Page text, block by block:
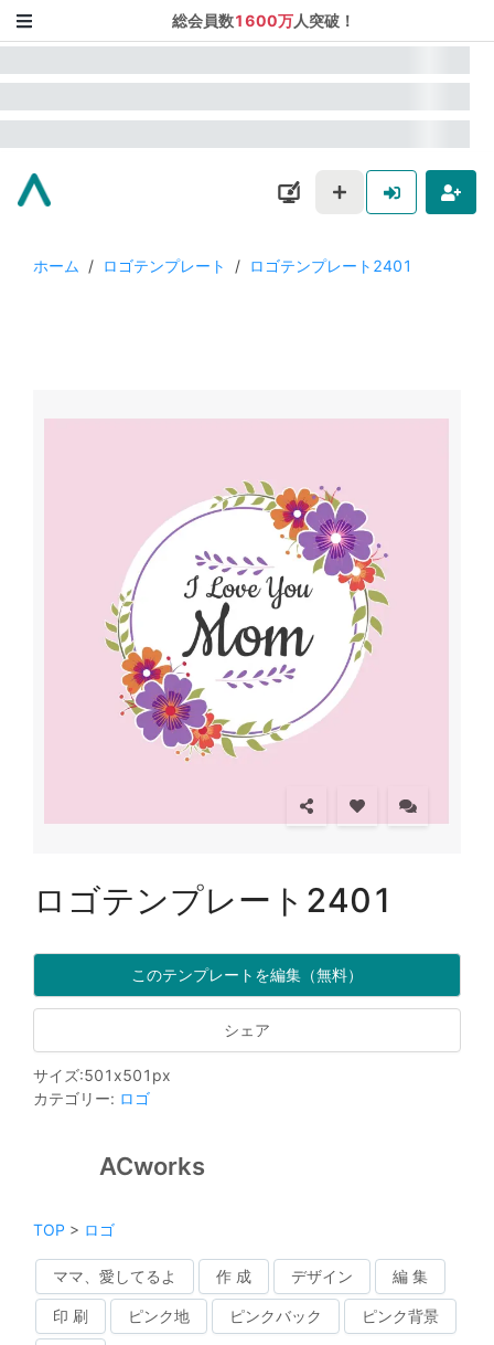
総会員数1600万人突破！
ホーム / ロゴテンプレート / ロゴテンプレート2401
ロゴテンプレート2401
このテンプレートを編集（無料）
シェア
サイズ:501 x501 px
カテゴリー: ロゴ
ACworks
TOP > ロゴ
ママ、愛してるよ 作 成 デザイン 編 集
印 刷 ピンク地 ピンクバック ピンク背景